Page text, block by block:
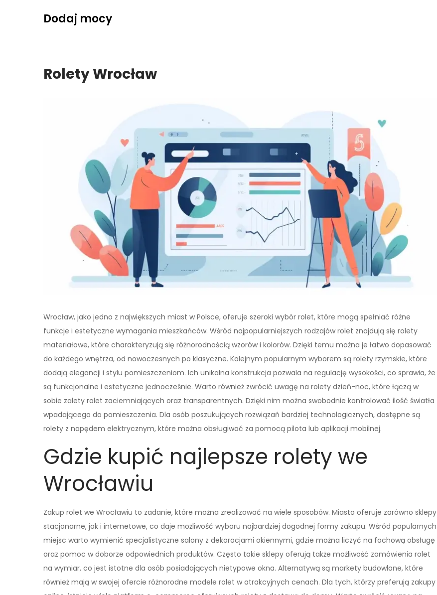
Dodaj mocy
Rolety Wrocław
Wrocław, jako jedno z największych miast w Polsce, oferuje szeroki wybór rolet, które mogą spełniać różne
funkcje i estetyczne wymagania mieszkańców. Wśród najpopularniejszych rodzajów rolet znajdują się rolety
materiałowe, które charakteryzują się różnorodnością wzorów i kolorów. Dzięki temu można je łatwo dopasować
do każdego wnętrza, od nowoczesnych po klasyczne. Kolejnym popularnym wyborem są rolety rzymskie, które
dodają elegancji i stylu pomieszczeniom. Ich unikalna konstrukcja pozwala na regulację wysokości, co sprawia, że
są funkcjonalne i estetyczne jednocześnie. Warto również zwrócić uwagę na rolety dzień-noc, które łączą w
sobie zalety rolet zaciemniających oraz transparentnych. Dzięki nim można swobodnie kontrolować ilość światła
wpadającego do pomieszczenia. Dla osób poszukujących rozwiązań bardziej technologicznych, dostępne są
rolety z napędem elektrycznym, które można obsługiwać za pomocą pilota lub aplikacji mobilnej.
Gdzie kupić najlepsze rolety we
Wrocławiu
Zakup rolet we Wrocławiu to zadanie, które można zrealizować na wiele sposobów. Miasto oferuje zarówno sklepy
stacjonarne, jak i internetowe, co daje możliwość wyboru najbardziej dogodnej formy zakupu. Wśród popularnych
miejsc warto wymienić specjalistyczne salony z dekoracjami okiennymi, gdzie można liczyć na fachową obsługę
oraz pomoc w doborze odpowiednich produktów. Często takie sklepy oferują także możliwość zamówienia rolet
na wymiar, co jest istotne dla osób posiadających nietypowe okna. Alternatywą są markety budowlane, które
również mają w swojej ofercie różnorodne modele rolet w atrakcyjnych cenach. Dla tych, którzy preferują zakupy